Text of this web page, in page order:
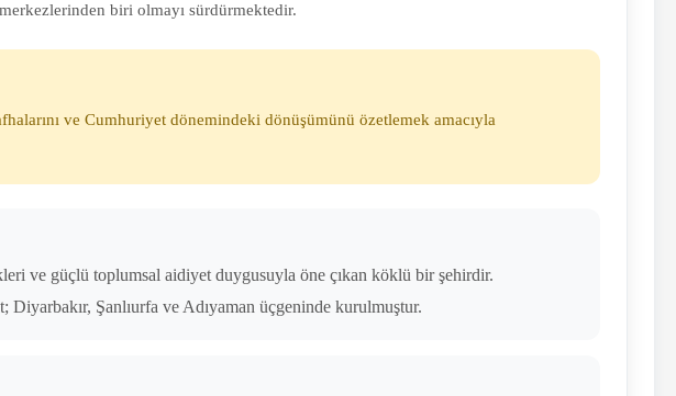
biri olmayı sürdürmektedir.
ve Cumhuriyet dönemindeki dönüşümünü özetlemek amacıyla
ve güçlü toplumsal aidiyet duygusuyla öne çıkan köklü bir şehirdir.
Diyarbakır, Şanlıurfa ve Adıyaman üçgeninde kurulmuştur.